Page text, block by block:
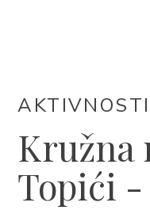
INFO
AKTIVNOSTI
Kružna
Topići -